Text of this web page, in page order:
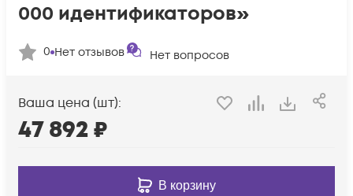
000 идентификаторов»
0 Нет отзывов Нет вопросов
Ваша цена (шт):
47 892₽
В корзину